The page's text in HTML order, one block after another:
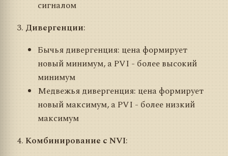
сигналом
Дивергенции:
Бычья дивергенция: цена формирует
новый минимум, а PVI - более высокий
минимум
Медвежья дивергенция: цена формирует
новый максимум, а PVI - более низкий
максимум
Комбинирование с NVI: